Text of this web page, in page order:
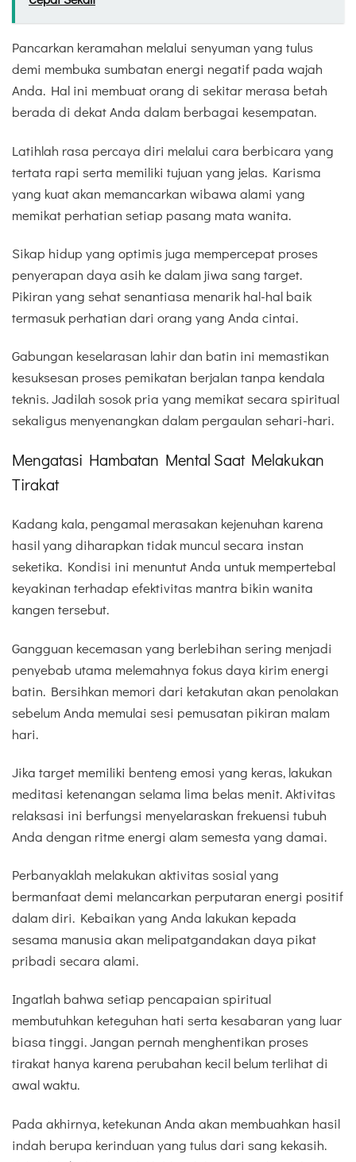
Pancarkan keramahan melalui senyuman yang tulus
demi membuka sumbatan energi negatif pada wajah
Anda. Hal ini membuat orang di sekitar merasa betah
berada di dekat Anda dalam berbagai kesempatan.
Latihlah rasa percaya diri melalui cara berbicara yang
tertata rapi serta memiliki tujuan yang jelas. Karisma
yang kuat akan memancarkan wibawa alami yang
memikat perhatian setiap pasang mata wanita.
Sikap hidup yang optimis juga mempercepat proses
penyerapan daya asih ke dalam jiwa sang target.
Pikiran yang sehat senantiasa menarik hal-hal baik
termasuk perhatian dari orang yang Anda cintai.
Gabungan keselarasan lahir dan batin ini memastikan
kesuksesan proses pemikatan berjalan tanpa kendala
teknis. Jadilah sosok pria yang memikat secara spiritual
sekaligus menyenangkan dalam pergaulan sehari-hari.
Mengatasi Hambatan Mental Saat Melakukan
Tirakat
Kadang kala, pengamal merasakan kejenuhan karena
hasil yang diharapkan tidak muncul secara instan
seketika. Kondisi ini menuntut Anda untuk mempertebal
keyakinan terhadap efektivitas mantra bikin wanita
kangen tersebut.
Gangguan kecemasan yang berlebihan sering menjadi
penyebab utama melemahnya fokus daya kirim energi
batin. Bersihkan memori dari ketakutan akan penolakan
sebelum Anda memulai sesi pemusatan pikiran malam
hari.
Jika target memiliki benteng emosi yang keras, lakukan
meditasi ketenangan selama lima belas menit. Aktivitas
relaksasi ini berfungsi menyelaraskan frekuensi tubuh
Anda dengan ritme energi alam semesta yang damai.
Perbanyaklah melakukan aktivitas sosial yang
bermanfaat demi melancarkan perputaran energi positif
dalam diri. Kebaikan yang Anda lakukan kepada
sesama manusia akan melipatgandakan daya pikat
pribadi secara alami.
Ingatlah bahwa setiap pencapaian spiritual
membutuhkan keteguhan hati serta kesabaran yang luar
biasa tinggi. Jangan pernah menghentikan proses
tirakat hanya karena perubahan kecil belum terlihat di
awal waktu.
Pada akhirnya, ketekunan Anda akan membuahkan hasil
indah berupa kerinduan yang tulus dari sang kekasih.